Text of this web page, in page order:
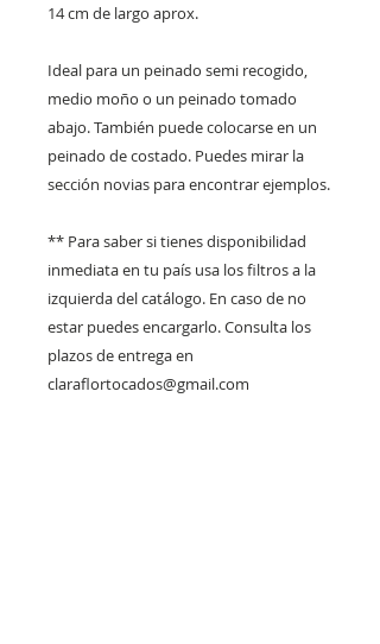
14 cm de largo aprox.
Ideal para un peinado semi recogido,
medio moño o un peinado tomado
abajo. También puede colocarse en un
peinado de costado. Puedes mirar la
sección novias para encontrar ejemplos.
** Para saber si tienes disponibilidad
inmediata en tu país usa los filtros a la
izquierda del catálogo. En caso de no
estar puedes encargarlo. Consulta los
plazos de entrega en
claraflortocados@gmail.com